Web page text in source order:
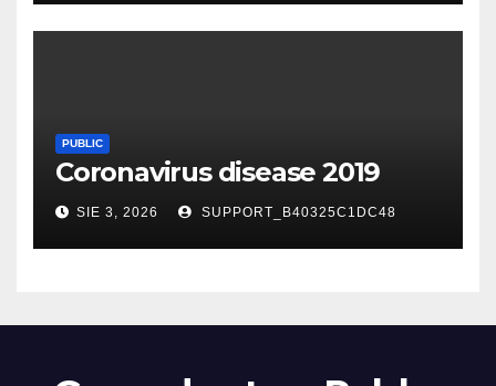
PUBLIC
Coronavirus disease 2019
SIE 3, 2026 SUPPORT_B40325C1DC48